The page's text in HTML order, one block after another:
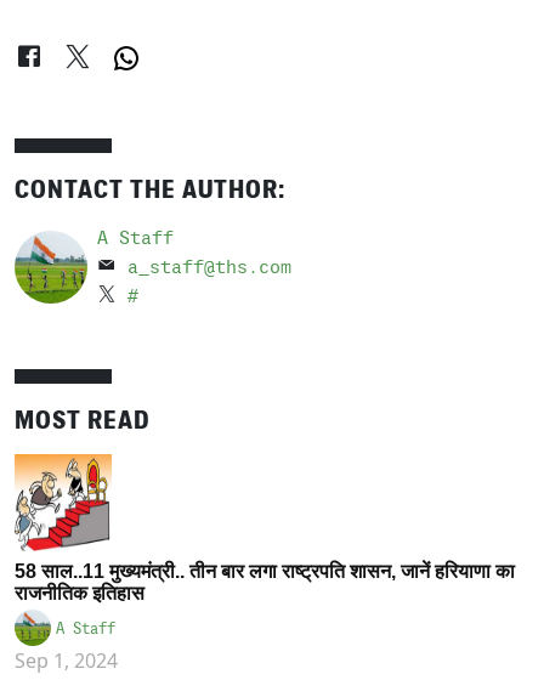
CONTACT THE AUTHOR:
A Staff
a_staff@ths.com
#
MOST READ
58 साल..11 मुख्यमंत्री.. तीन बार लगा राष्ट्रपति शासन, जानें हरियाणा का
राजनीतिक इतिहास
A Staff
Sep 1, 2024